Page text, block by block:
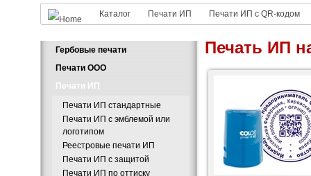
Каталог Печати ИП Печати ИП с QR-кодом
Печать ИП
Гербовые печати
Печати ООО
Печати ИП
Печати ИП стандартные
Печати ИП с эмблемой или
логотипом
Реестровые печати ИП
Печати ИП с защитой
Печати ИП по оттиску